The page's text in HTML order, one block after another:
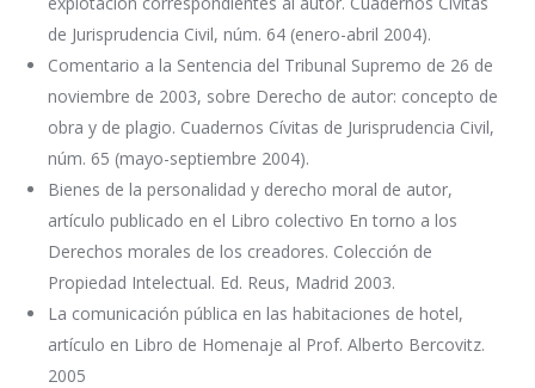
de Jurisprudencia Civil, núm. 64 (enero-abril 2004).
Comentario a la Sentencia del Tribunal Supremo de 26 de
noviembre de 2003, sobre Derecho de autor: concepto de
obra y de plagio. Cuadernos Cívitas de Jurisprudencia Civil,
núm. 65 (mayo-septiembre 2004).
Bienes de la personalidad y derecho moral de autor,
artículo publicado en el Libro colectivo En torno a los
Derechos morales de los creadores. Colección de
Propiedad Intelectual. Ed. Reus, Madrid 2003.
La comunicación pública en las habitaciones de hotel,
artículo en Libro de Homenaje al Prof. Alberto Bercovitz.
2005